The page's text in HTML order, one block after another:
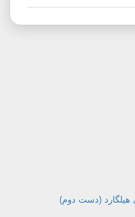
هیلگارد (دست دوم)